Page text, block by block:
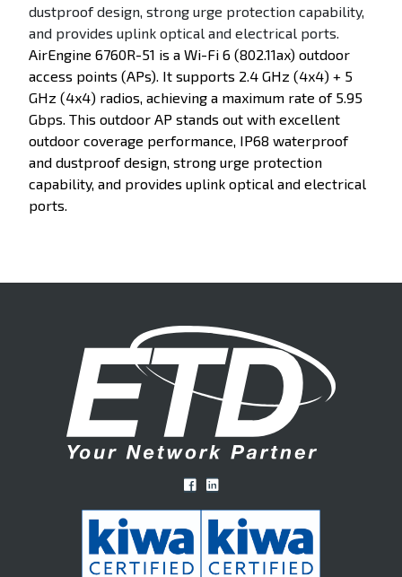
dustproof design, strong urge protection capability,
and provides uplink optical and electrical ports.
AirEngine 6760R-51 is a Wi-Fi 6 (802.11ax) outdoor
access points (APs). It supports 2.4 GHz (4x4) + 5
GHz (4x4) radios, achieving a maximum rate of 5.95
Gbps. This outdoor AP stands out with excellent
outdoor coverage performance, IP68 waterproof
and dustproof design, strong urge protection
capability, and provides uplink optical and electrical
ports.